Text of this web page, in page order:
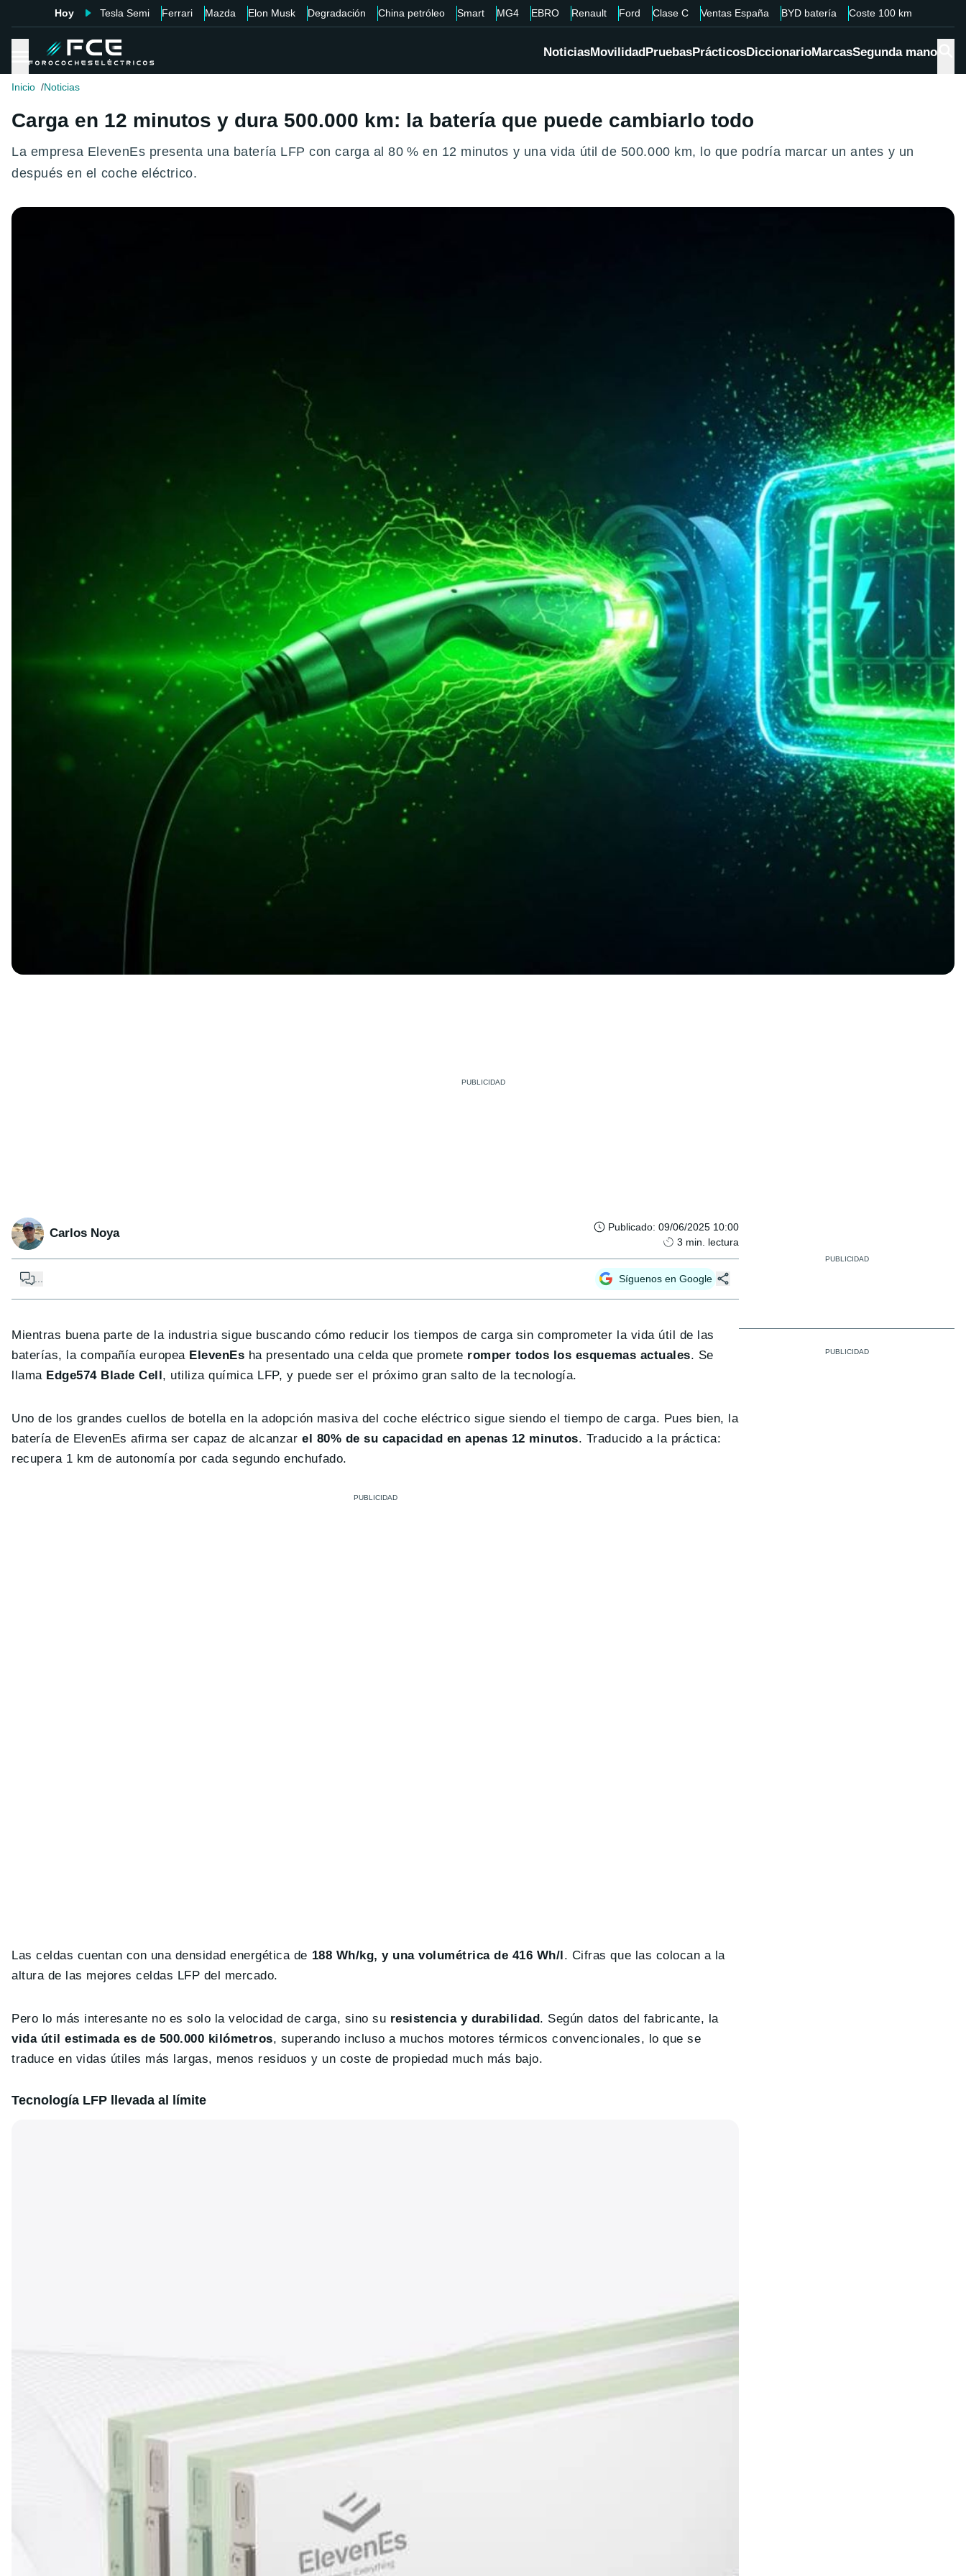
Hoy Tesla Semi Ferrari Mazda Elon Musk Degradación China petróleo Smart MG4 EBRO Renault Ford Clase C Ventas España BYD batería Coste 100 km
NoticiasMovilidadPruebasPrácticosDiccionarioMarcasSegunda mano
Inicio Noticias
Carga en 12 minutos y dura 500.000 km: la batería que puede cambiarlo todo
La empresa ElevenEs presenta una batería LFP con carga al 80 % en 12 minutos y una vida útil de 500.000 km, lo que podría marcar un antes y un
después en el coche eléctrico.
Carlos Noya Publicado: 09/06/2025 10:00
3 min. lectura
Síguenos en Google
Mientras buena parte de la industria sigue buscando cómo reducir los tiempos de carga sin comprometer la vida útil de las
baterías, la compañía europea ElevenEs ha presentado una celda que promete romper todos los esquemas actuales. Se
llama Edge574 Blade Cell, utiliza química LFP, y puede ser el próximo gran salto de la tecnología.
Uno de los grandes cuellos de botella en la adopción masiva del coche eléctrico sigue siendo el tiempo de carga. Pues bien, la
batería de ElevenEs afirma ser capaz de alcanzar el 80% de su capacidad en apenas 12 minutos. Traducido a la práctica:
recupera 1 km de autonomía por cada segundo enchufado.
Las celdas cuentan con una densidad energética de 188 Wh/kg, y una volumétrica de 416 Wh/l. Cifras que las colocan a la
altura de las mejores celdas LFP del mercado.
Pero lo más interesante no es solo la velocidad de carga, sino su resistencia y durabilidad. Según datos del fabricante, la
vida útil estimada es de 500.000 kilómetros, superando incluso a muchos motores térmicos convencionales, lo que se
traduce en vidas útiles más largas, menos residuos y un coste de propiedad much más bajo.
Tecnología LFP llevada al límite